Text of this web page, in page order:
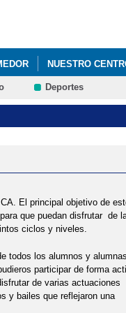
NUESTRO
Deportes
El principal objetivo de
que puedan disfrutar de
ciclos y niveles.
todos los alumnos y alumnas
participar de forma
de varias actuaciones
y bailes que reflejaron una